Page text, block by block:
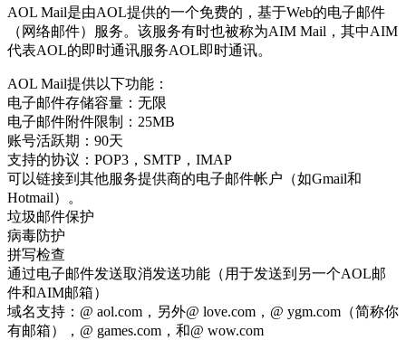
AOL Mail是由AOL提供的一个免费的，基于Web的电子邮件
（网络邮件）服务。该服务有时也被称为AIM Mail，其中AIM
代表AOL的即时通讯服务AOL即时通讯。
AOL Mail提供以下功能：
电子邮件存储容量：无限
电子邮件附件限制：25MB
账号活跃期：90天
支持的协议：POP3，SMTP，IMAP
可以链接到其他服务提供商的电子邮件帐户（如Gmail和
Hotmail）。
垃圾邮件保护
病毒防护
拼写检查
通过电子邮件发送取消发送功能（用于发送到另一个AOL邮
件和AIM邮箱）
域名支持：@ aol.com，另外@ love.com，@ ygm.com（简称你
有邮箱），@ games.com，和@ wow.com